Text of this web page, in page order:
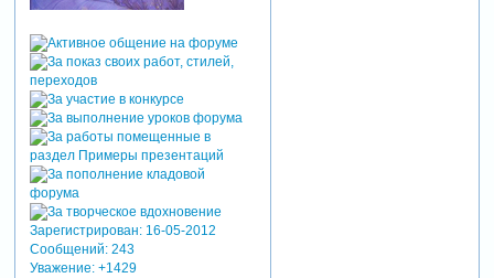
Зарегистрирован: 16-05-2012
Сообщений:243
Уважение: +1429